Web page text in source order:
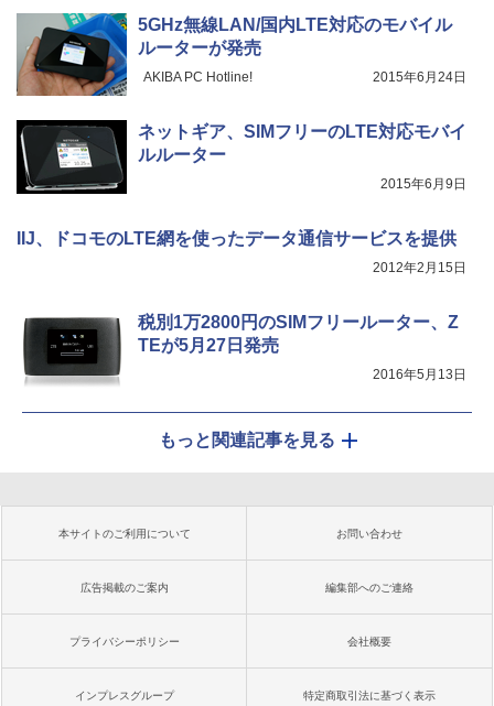
5GHz無線LAN/国内LTE対応のモバイル
ルーターが発売
AKIBA PC Hotline! 2015年6月24日
ネットギア、SIMフリーのLTE対応モバイ
ルルーター
2015年6月9日
IIJ、ドコモのLTE網を使ったデータ通信サービスを提供
2012年2月15日
税別1万2800円のSIMフリールーター、Z
TEが5月27日発売
2016年5月13日
もっと関連記事を見る
本サイトのご利用について お問い合わせ
広告掲載のご案内 編集部へのご連絡
プライバシーポリシー 会社概要
インプレスグループ 特定商取引法に基づく表示